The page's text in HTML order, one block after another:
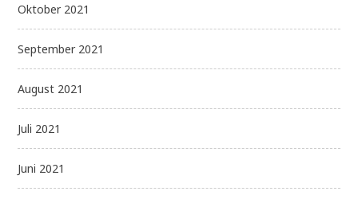
Oktober 2021
September 2021
August 2021
Juli 2021
Juni 2021